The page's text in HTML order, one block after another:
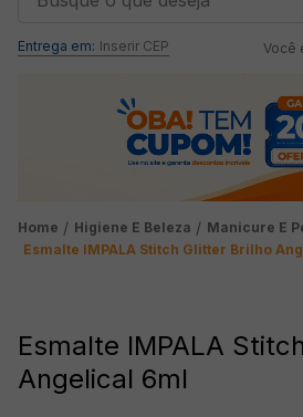
Você
Entrega em: Inserir CEP
Higiene E Beleza
Manicure E
Esmalte IMPALA Stitch Glitter Brilho
Esmalte IMPALA
Angelical 6ml